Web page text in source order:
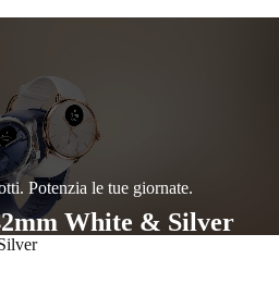
Potenzia le tue giornate.
White & Silver